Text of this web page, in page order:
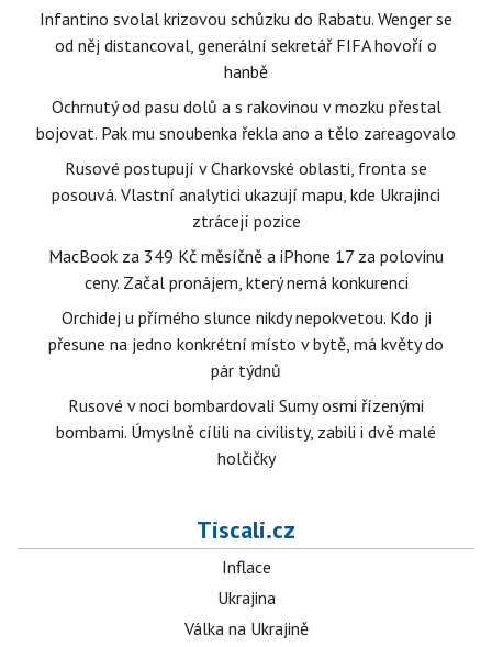
Infantino svolal krizovou schůzku do Rabatu. Wenger se
od něj distancoval, generální sekretář FIFA hovoří o
hanbě
Ochrnutý od pasu dolů a s rakovinou v mozku přestal
bojovat. Pak mu snoubenka řekla ano a tělo zareagovalo
Rusové postupují v Charkovské oblasti, fronta se
posouvá. Vlastní analytici ukazují mapu, kde Ukrajinci
ztrácejí pozice
MacBook za 349 Kč měsíčně a iPhone 17 za polovinu
ceny. Začal pronájem, který nemá konkurenci
Orchidej u přímého slunce nikdy nepokvetou. Kdo ji
přesune na jedno konkrétní místo v bytě, má květy do
pár týdnů
Rusové v noci bombardovali Sumy osmi řízenými
bombami. Úmyslně cílili na civilisty, zabili i dvě malé
holčičky
Tiscali.cz
Inflace
Ukrajina
Válka na Ukrajině